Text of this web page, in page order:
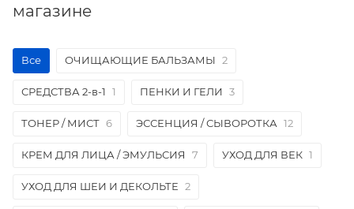
магазине
Все ОЧИЩАЮЩИЕ БАЛЬЗАМЫ 2
СРЕДСТВА 2-в-1 1 ПЕНКИ И ГЕЛИ 3
ТОНЕР / МИСТ 6 ЭССЕНЦИЯ / СЫВОРОТКА 12
КРЕМ ДЛЯ ЛИЦА / ЭМУЛЬСИЯ 7 УХОД ДЛЯ ВЕК 1
УХОД ДЛЯ ШЕИ И ДЕКОЛЬТЕ 2